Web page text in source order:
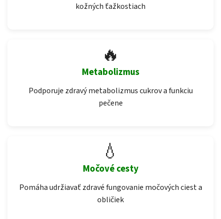
kožných ťažkostiach
🔥
Metabolizmus
Podporuje zdravý metabolizmus cukrov a funkciu
pečene
💧
Močové cesty
Pomáha udržiavať zdravé fungovanie močových ciest a
obličiek